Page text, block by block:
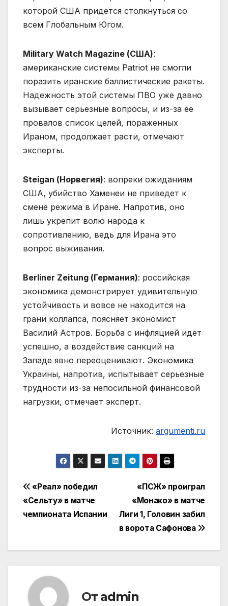
которой США придется столкнуться со
всем Глобальным Югом.
Military Watch Magazine (США):
американские системы Patriot не смогли
поразить иранские баллистические ракеты.
Надежность этой системы ПВО уже давно
вызывает серьезные вопросы, и из-за ее
провалов список целей, пораженных
Ираном, продолжает расти, отмечают
эксперты.
Steigan (Норвегия): вопреки ожиданиям
США, убийство Хаменеи не приведет к
смене режима в Иране. Напротив, оно
лишь укрепит волю народа к
сопротивлению, ведь для Ирана это
вопрос выживания.
Berliner Zeitung (Германия): российская
экономика демонстрирует удивительную
устойчивость и вовсе не находится на
грани коллапса, поясняет экономист
Василий Астров. Борьба с инфляцией идет
успешно, а воздействие санкций на
Западе явно переоценивают. Экономика
Украины, напротив, испытывает серьезные
трудности из-за непосильной финансовой
нагрузки, отмечает эксперт.
Источник: argumenti.ru
Навигация
по
«ПСЖ» проиграл
«Монако» в матче
Лиги 1, Головин забил
в ворота Сафонова
«Реал» победил
«Сельту» в матче
чемпионата Испании
От admin